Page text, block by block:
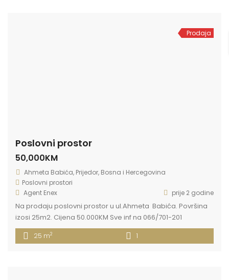
Prodaja
Poslovni prostor
50,000KM
Ahmeta Babića, Prijedor, Bosna i Hercegovina
Poslovni prostori
Agent Enex
prije 2 godine
Na prodaju poslovni prostor u ul.Ahmeta Babića. Površina
izosi 25m2. Cijena 50.000KM Sve inf na 066/701-201
25 m2 1